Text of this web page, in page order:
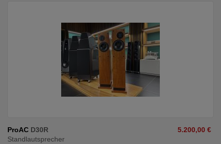
ProAC D30R
Standlautsprecher
5.200,00 €